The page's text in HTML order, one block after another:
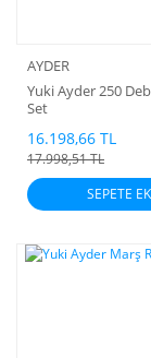
AYDER
Yuki Ayder 250
Set
16.198,66 TL
17.998,51 TL
SEPETE